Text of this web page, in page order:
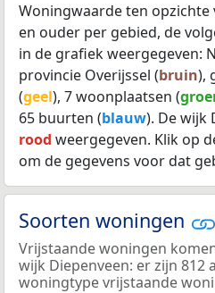
Woningwaarde ten opzichte
en ouder per gebied, de
in de grafiek weergegeven:
provincie Overijssel (bruin),
(geel), 7 woonplaatsen (
65 buurten (blauw). De wijk
rood weergegeven. Klik op
om de gegevens voor dat
Soorten woningen
Vrijstaande woningen
wijk Diepenveen: er zijn 812
woningtype vrijstaande